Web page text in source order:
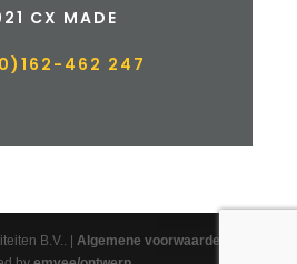
CX MADE
462 247
B.V.. | Algemene voorwaarden